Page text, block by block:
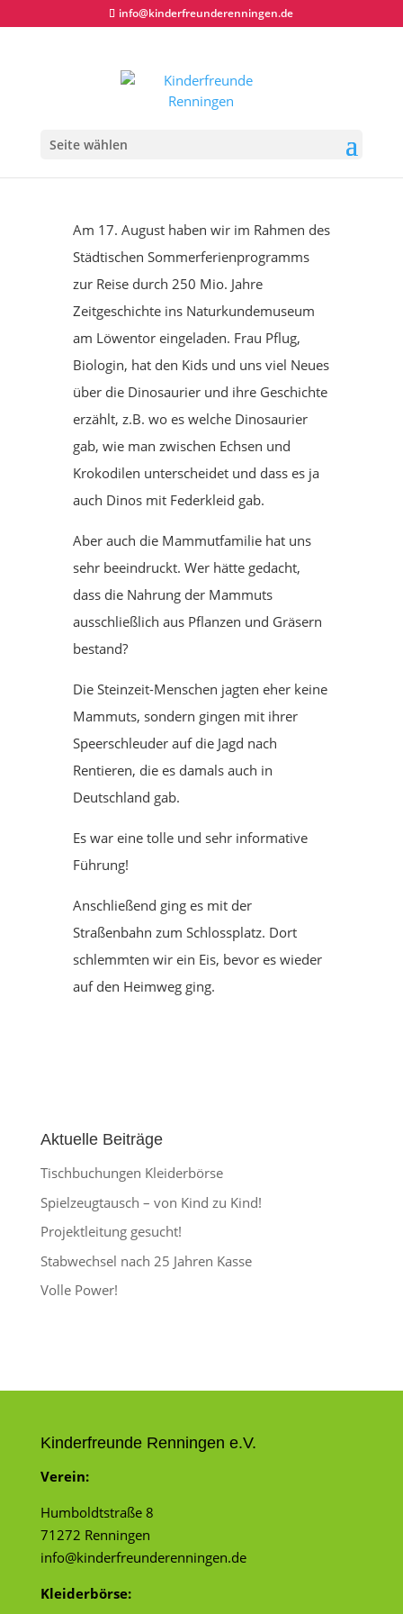
info@kinderfreunderenningen.de
Seite wählen
Tolle Führung durchs Löwentor-Museum
Am 17. August haben wir im Rahmen des
Städtischen Sommerferienprogramms
zur Reise durch 250 Mio. Jahre
Zeitgeschichte ins Naturkundemuseum
am Löwentor eingeladen. Frau Pflug,
Biologin, hat den Kids und uns viel Neues
über die Dinosaurier und ihre Geschichte
erzählt, z.B. wo es welche Dinosaurier
gab, wie man zwischen Echsen und
Krokodilen unterscheidet und dass es ja
auch Dinos mit Federkleid gab.
Aber auch die Mammutfamilie hat uns
sehr beeindruckt. Wer hätte gedacht,
dass die Nahrung der Mammuts
ausschließlich aus Pflanzen und Gräsern
bestand?
Die Steinzeit-Menschen jagten eher keine
Mammuts, sondern gingen mit ihrer
Speerschleuder auf die Jagd nach
Rentieren, die es damals auch in
Deutschland gab.
Es war eine tolle und sehr informative
Führung!
Anschließend ging es mit der
Straßenbahn zum Schlossplatz. Dort
schlemmten wir ein Eis, bevor es wieder
auf den Heimweg ging.
Aktuelle Beiträge
Tischbuchungen Kleiderbörse
Spielzeugtausch – von Kind zu Kind!
Projektleitung gesucht!
Stabwechsel nach 25 Jahren Kasse
Volle Power!
Kinderfreunde Renningen e.V.
Verein:
Humboldtstraße 8
71272 Renningen
info@kinderfreunderenningen.de
Kleiderbörse: